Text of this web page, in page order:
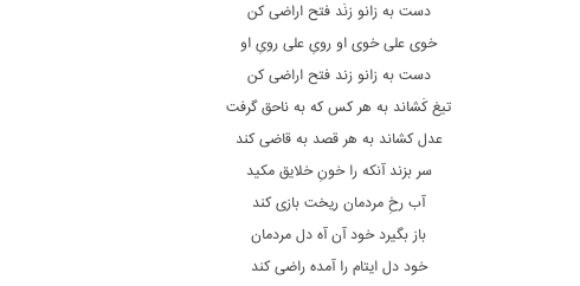
دست به زانو زنَد فتح اراضی کن
خوی علی خوی او رویِ علی رویِ او
دست به زانو زند فتح اراضی کن
تیغ کَشاند به هر کس که به ناحق گرفت
عدل کشاند به هر قصد به قاضی کند
سر بزند آنکه را خونِ خلایق مکید
آب رخِ مردمان ریخت بازی کند
باز بگیرد خود آن آه دل مردمان
خود دل ایتام را آمده راضی کند